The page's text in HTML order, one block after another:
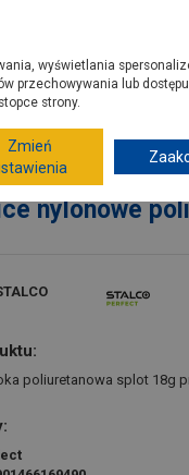
Rękawice
nylonowe
poliuretanowa splot 18g
wyświetlania
przechowywania lub
strony.
Zmień